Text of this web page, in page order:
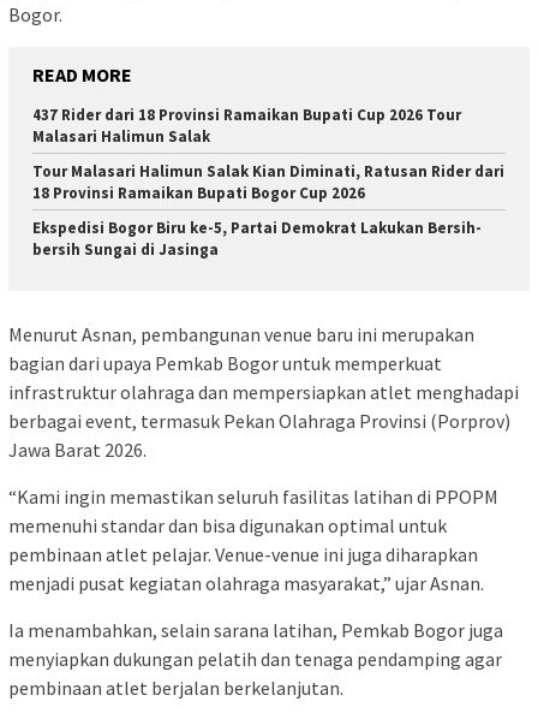
Bogor.
READ MORE
437 Rider dari 18 Provinsi Ramaikan Bupati Cup 2026 Tour
Malasari Halimun Salak
Tour Malasari Halimun Salak Kian Diminati, Ratusan Rider dari
18 Provinsi Ramaikan Bupati Bogor Cup 2026
Ekspedisi Bogor Biru ke-5, Partai Demokrat Lakukan Bersih-
bersih Sungai di Jasinga
Menurut Asnan, pembangunan venue baru ini merupakan
bagian dari upaya Pemkab Bogor untuk memperkuat
infrastruktur olahraga dan mempersiapkan atlet menghadapi
berbagai event, termasuk Pekan Olahraga Provinsi (Porprov)
Jawa Barat 2026.
“Kami ingin memastikan seluruh fasilitas latihan di PPOPM
memenuhi standar dan bisa digunakan optimal untuk
pembinaan atlet pelajar. Venue-venue ini juga diharapkan
menjadi pusat kegiatan olahraga masyarakat,” ujar Asnan.
Ia menambahkan, selain sarana latihan, Pemkab Bogor juga
menyiapkan dukungan pelatih dan tenaga pendamping agar
pembinaan atlet berjalan berkelanjutan.